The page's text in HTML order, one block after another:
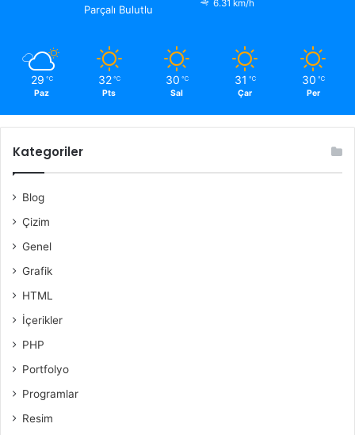
Parçalı Bulutlu 6.31 km/h
29 ℃
Paz
32 ℃
Pts
30 ℃
Sal
31 ℃
Çar
30 ℃
Per
Kategoriler
Blog
Çizim
Genel
Grafik
HTML
İçerikler
PHP
Portfolyo
Programlar
Resim